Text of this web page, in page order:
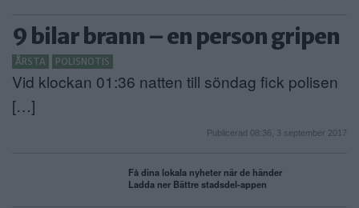
9 bilar brann – en person gripen
ÅRSTA POLISNOTIS
Vid klockan 01:36 natten till söndag fick polisen
[…]
Publicerad 08:36, 3 september 2017
Få dina lokala nyheter när de händer
Ladda ner Bättre stadsdel-appen